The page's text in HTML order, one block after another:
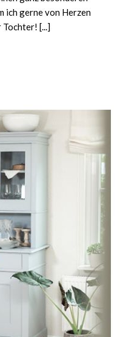
ich gerne von Herzen
Tochter! [...]